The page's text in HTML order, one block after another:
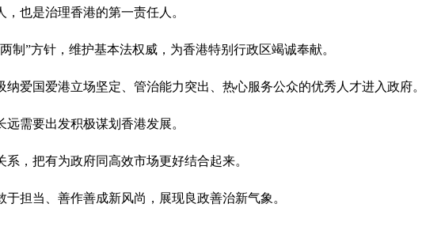
也是治理香港的第一责任人。
制”方针，维护基本法权威，为香港特别行政区竭诚奉献。
爱国爱港立场坚定、管治能力突出、热心服务公众的优秀人才进入政府。
需要出发积极谋划香港发展。
，把有为政府同高效市场更好结合起来。
担当、善作善成新风尚，展现良政善治新气象。